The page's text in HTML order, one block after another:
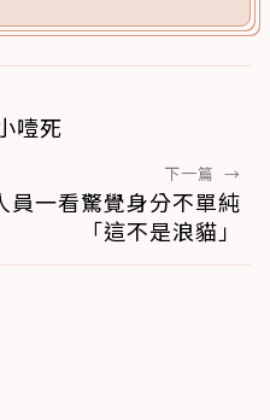
噎死
下一篇 →
員一看驚覺身分不單純
「這不是浪貓」